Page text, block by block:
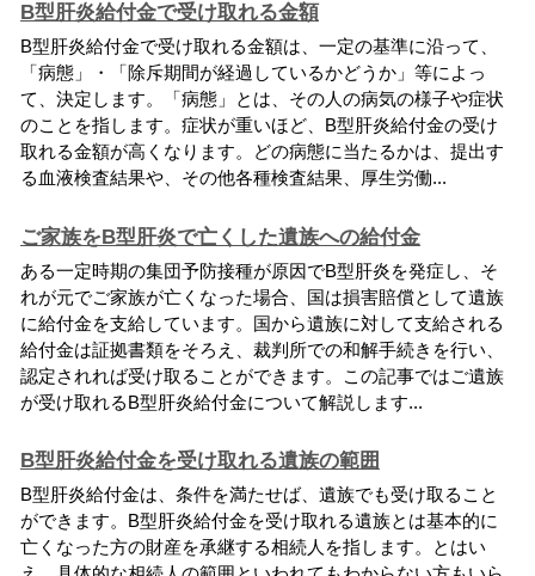
B型肝炎給付金で受け取れる金額
B型肝炎給付金で受け取れる金額は 一定の基準に沿って
「病態 」 ・ 「除斥期間が経過 しているかどう か 」 等に よ っ
て
決定 し ます。 「病態 」 と は その人の病気の様子や症状
のこ と を指 し ます。 症状が重いほど B型肝炎給付金の受け
取れる金額が高 く な り ます。 どの病態に当た るかは 提出す
る 血液検査結果や その他各種検査結果 厚生労働...
ご家族をB型肝炎で亡くした遺族への給付金
ある一定時期の集団予防接種が原因でB型肝炎を発症 し
そ
れが元でご家族が亡 く なった場合 国は損害賠償と して遺族
に給付金を支給してい ます。 国から遺族に対して支給される
給付金は証拠書類をそろ え 裁判 所での和解手続き を行い
認定されれば受け取 る こ と ができ ます。 こ の記事ではご遺族
が受け取れるB型肝炎給付金について解説 し ます...
B型肝炎給付金を受け取れる遺族の範囲
B型肝炎給付金は 条件を満たせば、 遺族でも受け取 る こ と
ができ ます。 B型肝炎給付金を受け取れる遺族と は基本的に
亡 く なった方の財産を承継する相続人 を指 し ます。 と はい